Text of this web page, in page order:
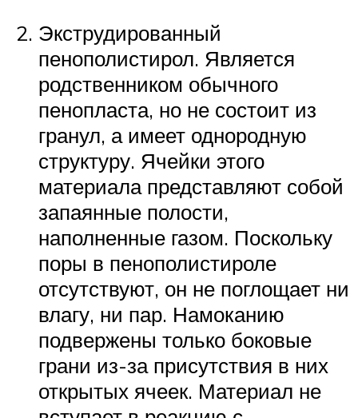
Экструдированный
пенополистирол. Является
родственником обычного
пенопласта, но не состоит из
гранул, а имеет однородную
структуру. Ячейки этого
материала представляют собой
запаянные полости,
наполненные газом. Поскольку
поры в пенополистироле
отсутствуют, он не поглощает ни
влагу, ни пар. Намоканию
подвержены только боковые
грани из-за присутствия в них
открытых ячеек. Материал не